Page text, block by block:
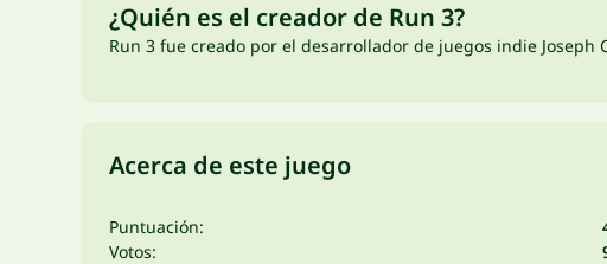
¿Quién es el creador de Run 3?
Run 3 fue creado por el desarrollador de juegos indie
Acerca de este juego
Puntuación:
Votos: